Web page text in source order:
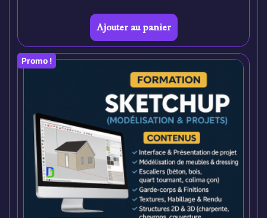
Ajouter au panier
Promo !